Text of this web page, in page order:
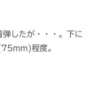
したが・・・。下に
程度。